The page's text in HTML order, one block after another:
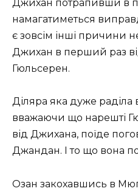
Джихан потрапивши в
намагатиметься
є зовсім інші причини
Джихан в перший раз
Гюльсерен.
Діляра яка дуже раділа
вважаючи що нарешті
від Джихана, поїде
Джандан. І то що вона
Озан закохавшись в